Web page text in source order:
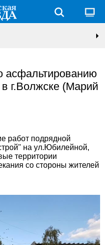
асфальтированию
г.Волжске (Марий
работ подрядной
на ул.Юбилейной,
территории
со стороны жителей